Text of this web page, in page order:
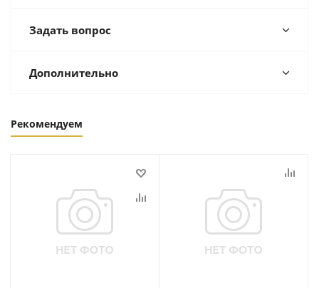
Задать вопрос
Дополнительно
Рекомендуем